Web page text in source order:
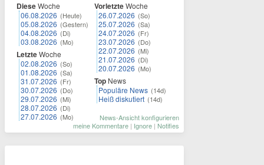
DieseWoche
06.08.2026 (Heute)
05.08.2026 (Gestern)
04.08.2026 (Di)
03.08.2026 (Mo)
LetzteWoche
02.08.2026 (So)
01.08.2026 (Sa)
31.07.2026 (Fr)
30.07.2026 (Do)
29.07.2026 (Mi)
28.07.2026 (Di)
27.07.2026 (Mo)
VorletzteWoche
26.07.2026 (So)
25.07.2026 (Sa)
24.07.2026 (Fr)
23.07.2026 (Do)
22.07.2026 (Mi)
21.07.2026 (Di)
20.07.2026 (Mo)
Top News
Populäre News (14d)
Heiß diskutiert (14d)
News-Ansicht konfigurieren
meine Kommentare | Ignore | Notifies